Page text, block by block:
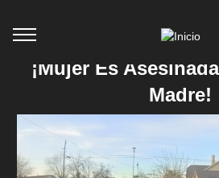
¡Mujer Es
Madre!